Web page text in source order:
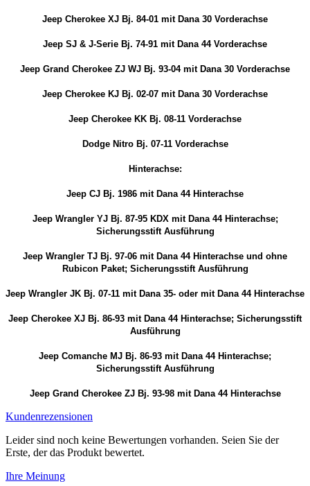
Jeep Cherokee XJ Bj. 84-01 mit Dana 30 Vorderachse
Jeep SJ & J-Serie Bj. 74-91 mit Dana 44 Vorderachse
Jeep Grand Cherokee ZJ WJ Bj. 93-04 mit Dana 30 Vorderachse
Jeep Cherokee KJ Bj. 02-07 mit Dana 30 Vorderachse
Jeep Cherokee KK Bj. 08-11 Vorderachse
Dodge Nitro Bj. 07-11 Vorderachse
Hinterachse:
Jeep CJ Bj. 1986 mit Dana 44 Hinterachse
Jeep Wrangler YJ Bj. 87-95 KDX mit Dana 44 Hinterachse;
Sicherungsstift Ausführung
Jeep Wrangler TJ Bj. 97-06 mit Dana 44 Hinterachse und ohne
Rubicon Paket; Sicherungsstift Ausführung
Jeep Wrangler JK Bj. 07-11 mit Dana 35- oder mit Dana 44 Hinterachse
Jeep Cherokee XJ Bj. 86-93 mit Dana 44 Hinterachse; Sicherungsstift
Ausführung
Jeep Comanche MJ Bj. 86-93 mit Dana 44 Hinterachse;
Sicherungsstift Ausführung
Jeep Grand Cherokee ZJ Bj. 93-98 mit Dana 44 Hinterachse
Kundenrezensionen
Leider sind noch keine Bewertungen vorhanden. Seien Sie der
Erste, der das Produkt bewertet.
Ihre Meinung